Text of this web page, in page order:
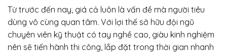
Từ trước đến nay, giá cả luôn là vấn đề mà người tiêu
dùng vô cùng quan tâm. Với lợi thế sở hữu đội ngũ
chuyên viên kỹ thuật có tay nghề cao, giàu kinh nghiệm
nên sẽ tiến hành thi công, lắp đặt trong thời gian nhanh